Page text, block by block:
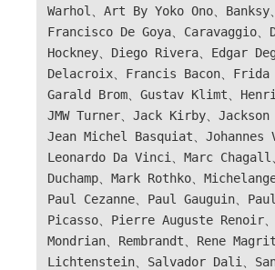
Warhol、Art By Yoko Ono、Banksy
Francisco De Goya、Caravaggio、
Hockney、Diego Rivera、Edgar
Delacroix、Francis Bacon、Frida
Garald Brom、Gustav Klimt、
JMW Turner、Jack Kirby、Jackson
Jean Michel Basquiat、Johannes
Leonardo Da Vinci、Marc Chagall
Duchamp、Mark Rothko、
Paul Cezanne、Paul Gauguin、
Picasso、Pierre Auguste Renoir
Mondrian、Rembrandt、Rene
Lichtenstein、Salvador Dali、